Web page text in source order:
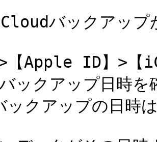
バックアップ
>【Apple ID】>
ックアップ日時
クアップの日時